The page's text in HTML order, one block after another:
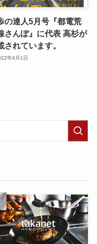
の達人5月号『都電荒
さんぽ』に代表 高杉が
されています。
年4月1日